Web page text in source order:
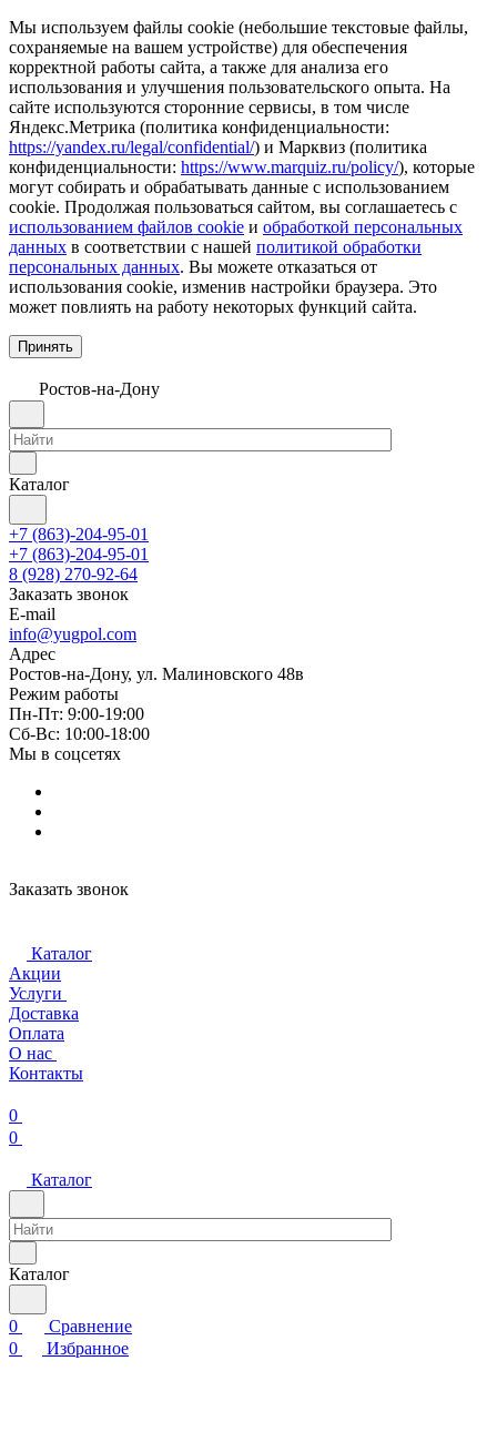
Мы используем файлы cookie (небольшие текстовые файлы,
сохраняемые на вашем устройстве) для обеспечения
корректной работы сайта, а также для анализа его
использования и улучшения пользовательского опыта. На
сайте используются сторонние сервисы, в том числе
Яндекс.Метрика (политика конфиденциальности:
https://yandex.ru/legal/confidential/) и Марквиз (политика
конфиденциальности: https://www.marquiz.ru/policy/), которые
могут собирать и обрабатывать данные с использованием
cookie. Продолжая пользоваться сайтом, вы соглашаетесь с
использованием файлов cookie и обработкой персональных
данных в соответствии с нашей политикой обработки
персональных данных. Вы можете отказаться от
использования cookie, изменив настройки браузера. Это
может повлиять на работу некоторых функций сайта.
Принять
Ростов-на-Дону
Каталог
+7 (863)-204-95-01
+7 (863)-204-95-01
8 (928) 270-92-64
Заказать звонок
E-mail
info@yugpol.com
Адрес
Ростов-на-Дону, ул. Малиновского 48в
Режим работы
Пн-Пт: 9:00-19:00
Cб-Вс: 10:00-18:00
Мы в соцсетях
Заказать звонок
Каталог
Акции
Услуги
Доставка
Оплата
О нас
Контакты
0
0
Каталог
Каталог
0
Сравнение
0
Избранное